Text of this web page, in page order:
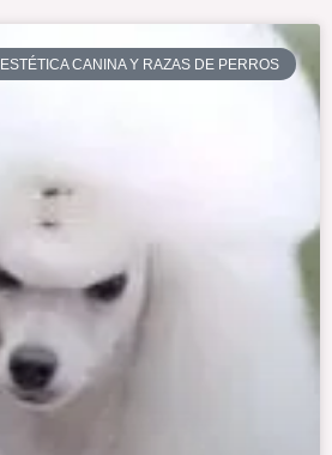
ESTÉTICA CANINA Y RAZAS DE PERROS